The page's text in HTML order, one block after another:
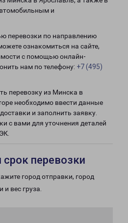
и
перевозки по направлению
ознакомиться на сайте,
с помощью онлайн-
нам по телефону: +7 (495)
перевозку из Минска в
необходимо ввести данные
и заполнить заявку.
с вами для уточнения деталей
срок перевозки
город отправки, город
и вес груза.